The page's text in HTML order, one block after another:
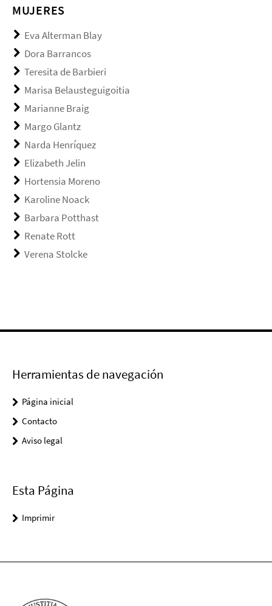
MUJERES
Eva Alterman Blay
Dora Barrancos
Teresita de Barbieri
Marisa Belausteguigoitia
Marianne Braig
Margo Glantz
Narda Henríquez
Elizabeth Jelin
Hortensia Moreno
Karoline Noack
Barbara Potthast
Renate Rott
Verena Stolcke
Herramientas de navegación
Página inicial
Contacto
Aviso legal
Esta Página
Imprimir